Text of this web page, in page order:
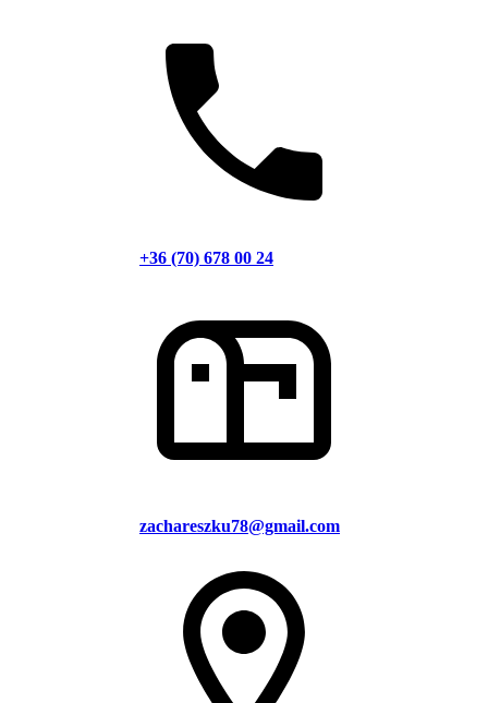
+36 (70) 678 00 24
zachareszku78@gmail.com